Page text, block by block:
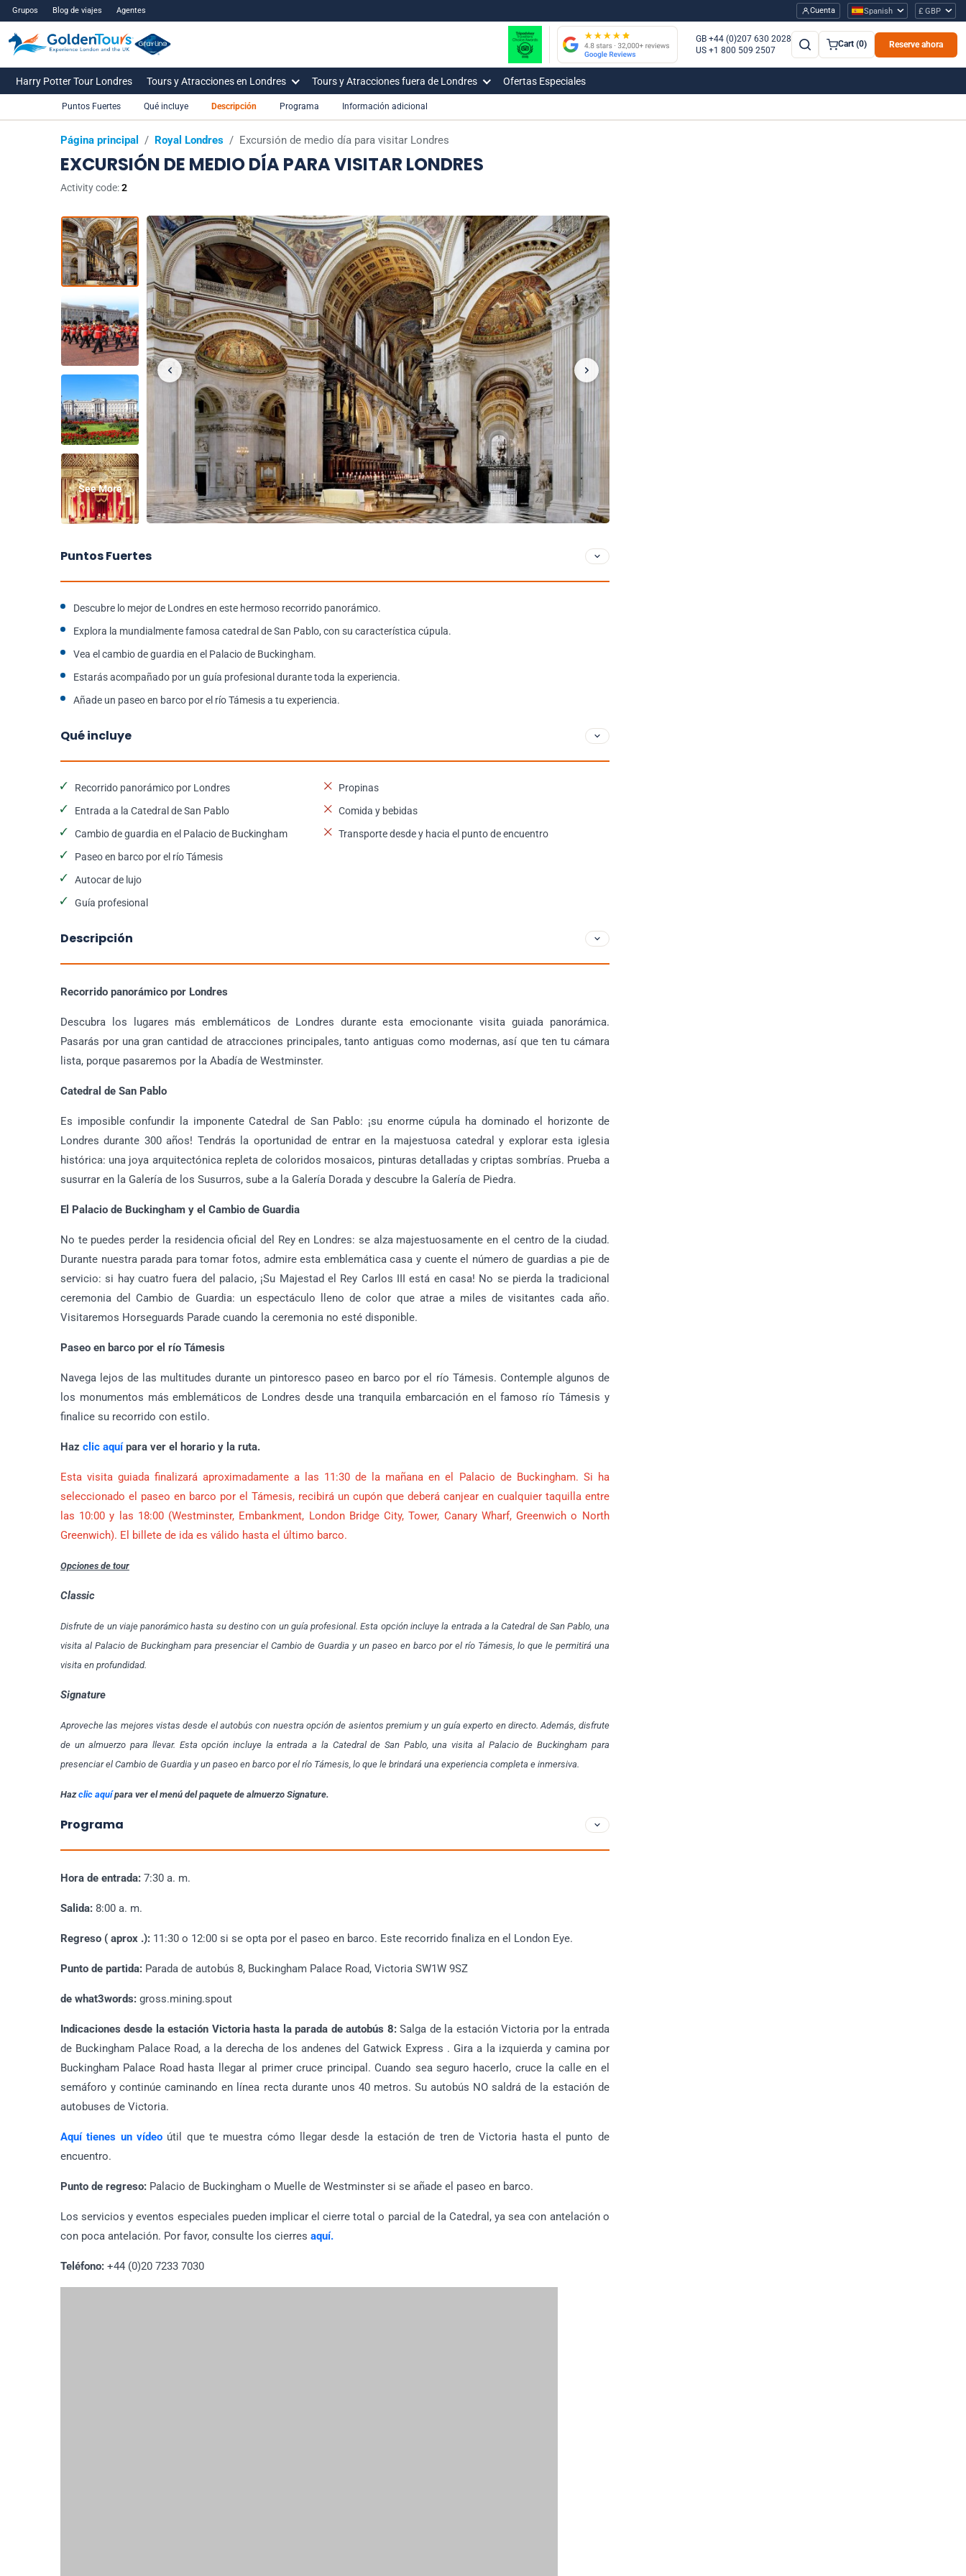
Grupos Blog de viajes Agentes Cuenta Spanish £ GBP
GB +44 (0)207 630 2028
US +1 800 509 2507
Cart (0) Reserve ahora
Harry Potter Tour Londres Tours y Atracciones en Londres Tours y Atracciones fuera de Londres Ofertas Especiales
Página principal / Royal Londres / Excursión de medio día para visitar Londres
EXCURSIÓN DE MEDIO DÍA PARA VISITAR LONDRES
Activity code:2
See More
Puntos Fuertes Qué incluye Descripción Programa Información adicional
Puntos Fuertes
Descubre lo mejor de Londres en este hermoso recorrido panorámico.
Explora la mundialmente famosa catedral de San Pablo, con su característica cúpula.
Vea el cambio de guardia en el Palacio de Buckingham.
Estarás acompañado por un guía profesional durante toda la experiencia.
Añade un paseo en barco por el río Támesis a tu experiencia.
Qué incluye
Recorrido panorámico por Londres
Entrada a la Catedral de San Pablo
Cambio de guardia en el Palacio de Buckingham
Paseo en barco por el río Támesis
Autocar de lujo
Guía profesional
Propinas
Comida y bebidas
Transporte desde y hacia el punto de encuentro
Descripción
Recorrido panorámico por Londres
Descubra los lugares más emblemáticos de Londres durante esta emocionante visita guiada panorámica.
Pasarás por una gran cantidad de atracciones principales, tanto antiguas como modernas, así que ten tu cámara
lista, porque pasaremos por la Abadía de Westminster.
Catedral de San Pablo
Es imposible confundir la imponente Catedral de San Pablo: ¡su enorme cúpula ha dominado el horizonte de
Londres durante 300 años! Tendrás la oportunidad de entrar en la majestuosa catedral y explorar esta iglesia
histórica: una joya arquitectónica repleta de coloridos mosaicos, pinturas detalladas y criptas sombrías. Prueba a
susurrar en la Galería de los Susurros, sube a la Galería Dorada y descubre la Galería de Piedra.
El Palacio de Buckingham y el Cambio de Guardia
No te puedes perder la residencia oficial del Rey en Londres: se alza majestuosamente en el centro de la ciudad.
Durante nuestra parada para tomar fotos, admire esta emblemática casa y cuente el número de guardias a pie de
servicio: si hay cuatro fuera del palacio, ¡Su Majestad el Rey Carlos III está en casa! No se pierda la tradicional
ceremonia del Cambio de Guardia: un espectáculo lleno de color que atrae a miles de visitantes cada año.
Visitaremos Horseguards Parade cuando la ceremonia no esté disponible.
Paseo en barco por el río Támesis
Navega lejos de las multitudes durante un pintoresco paseo en barco por el río Támesis. Contemple algunos de
los monumentos más emblemáticos de Londres desde una tranquila embarcación en el famoso río Támesis y
finalice su recorrido con estilo.
Haz clic aquípara ver el horario y la ruta.
Esta visita guiada finalizará aproximadamente a las 11:30 de la mañana en el Palacio de Buckingham. Si ha
seleccionado el paseo en barco por el Támesis, recibirá un cupón que deberá canjear en cualquier taquilla entre
las 10:00 y las 18:00 (Westminster, Embankment, London Bridge City, Tower, Canary Wharf, Greenwich o North
Greenwich). El billete de ida es válido hasta el último barco.
Opciones de tour
Classic
Disfrute de un viaje panorámico hasta su destino con un guía profesional. Esta opción incluye la entrada a la Catedral de San Pablo, una
visita al Palacio de Buckingham para presenciar el Cambio de Guardia y un paseo en barco por el río Támesis, lo que le permitirá una
visita en profundidad.
Signature
Aproveche las mejores vistas desde el autobús con nuestra opción de asientos premium y un guía experto en directo. Además, disfrute
de un almuerzo para llevar. Esta opción incluye la entrada a la Catedral de San Pablo, una visita al Palacio de Buckingham para
presenciar el Cambio de Guardia y un paseo en barco por el río Támesis, lo que le brindará una experiencia completa e inmersiva.
Hazclic aquípara ver el menú del paquete de almuerzo Signature.
Programa
Hora de entrada: 7:30 a. m.
Salida: 8:00 a. m.
Regreso ( aprox .): 11:30 o 12:00 si se opta por el paseo en barco. Este recorrido finaliza en el London Eye.
Punto de partida: Parada de autobús 8, Buckingham Palace Road, Victoria SW1W 9SZ
de what3words: gross.mining.spout
Indicaciones desde la estación Victoria hasta la parada de autobús 8:Salga de la estación Victoria por la entrada
de Buckingham Palace Road, a la derecha de los andenes del Gatwick Express . Gira a la izquierda y camina por
Buckingham Palace Road hasta llegar al primer cruce principal. Cuando sea seguro hacerlo, cruce la calle en el
semáforo y continúe caminando en línea recta durante unos 40 metros. Su autobús NO saldrá de la estación de
autobuses de Victoria.
Aquí tienes un vídeo útil que te muestra cómo llegar desde la estación de tren de Victoria hasta el punto de
encuentro.
Punto de regreso: Palacio de Buckingham o Muelle de Westminster si se añade el paseo en barco.
Los servicios y eventos especiales pueden implicar el cierre total o parcial de la Catedral, ya sea con antelación o
con poca antelación. Por favor, consulte los cierres aquí.
Teléfono: +44 (0)20 7233 7030